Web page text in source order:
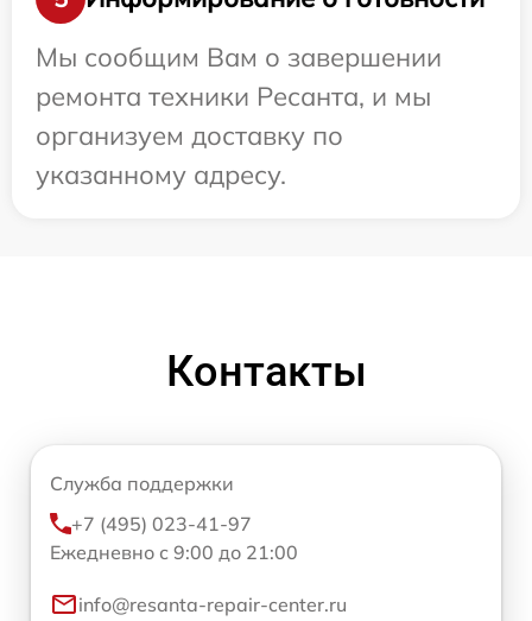
Мы сообщим Вам о завершении
ремонта техники Ресанта, и мы
организуем доставку по
указанному адресу.
Контакты
Служба поддержки
+7 (495) 023-41-97
Ежедневно с 9:00 до 21:00
info@resanta-repair-center.ru